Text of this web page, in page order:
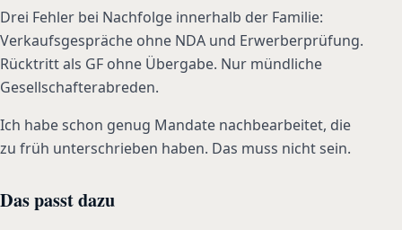
Drei Fehler bei Nachfolge innerhalb der Familie:
Verkaufsgespräche ohne NDA und Erwerberprüfung.
Rücktritt als GF ohne Übergabe. Nur mündliche
Gesellschafterabreden.
Ich habe schon genug Mandate nachbearbeitet, die
zu früh unterschrieben haben. Das muss nicht sein.
Das passt dazu